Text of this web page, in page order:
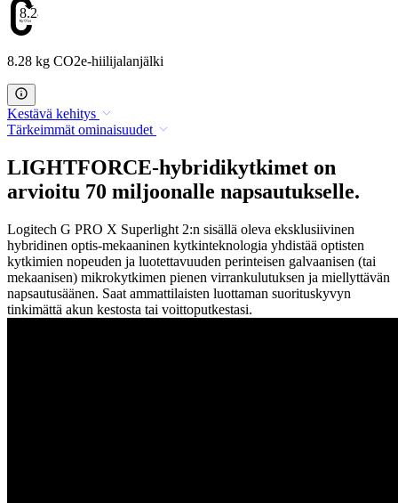
8.28
8.28 kg CO2e-hiilijalanjälki
Kestävä kehitys
Tärkeimmät ominaisuudet
LIGHTFORCE-hybridikytkimet on
arvioitu 70 miljoonalle napsautukselle.
Logitech G PRO X Superlight 2:n sisällä oleva eksklusiivinen
hybridinen optis-mekaaninen kytkinteknologia yhdistää optisten
kytkimien nopeuden ja luotettavuuden perinteisen galvaanisen (tai
mekaanisen) mikrokytkimen pienen virrankulutuksen ja miellyttävän
napsautusäänen. Saat ammattilaisten luottaman suorituskyvyn
tinkimättä akun kestosta tai voittoputkestasi.